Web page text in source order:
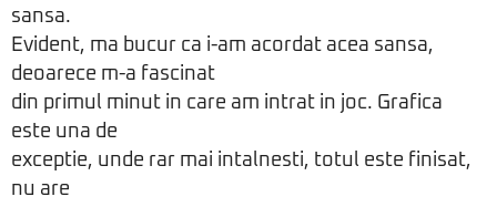
sansa.
Evident, ma bucur ca i-am acordat acea sansa,
deoarece m-a fascinat
din primul minut in care am intrat in joc. Grafica
este una de
exceptie, unde rar mai intalnesti, totul este finisat,
nu are